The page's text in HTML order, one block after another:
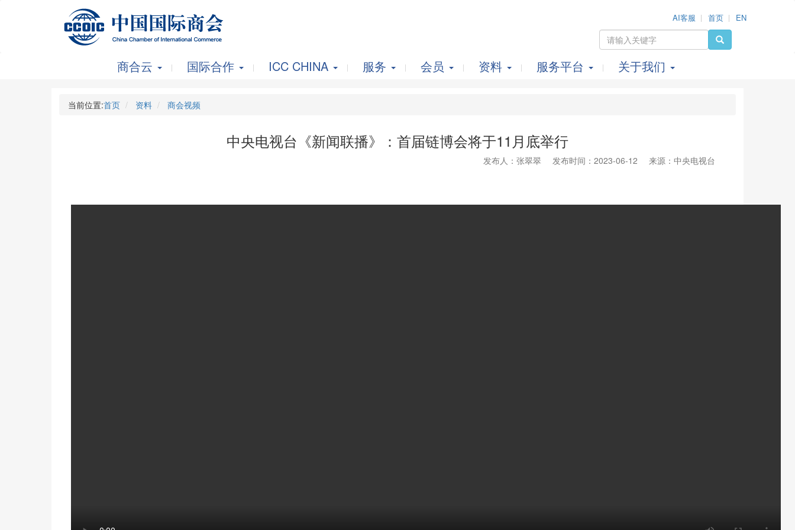
AI客服 首页 EN
商合云 国际合作 ICC CHINA 服务 会员 资料 服务平台 关于我们
当前位置:首页 资料 商会视频
中央电视台《新闻联播》：首届链博会将于11月底举行
发布人：张翠翠 发布时间：2023-06-12 来源：中央电视台